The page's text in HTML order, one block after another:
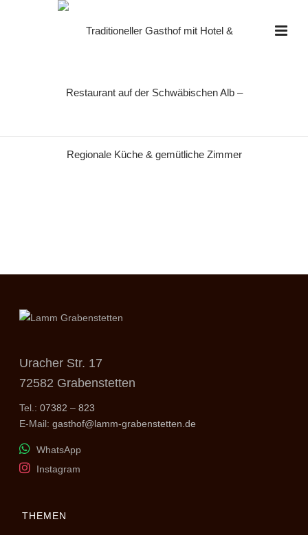
ABOUT-BG
Uracher Str. 17
72582 Grabenstetten
Tel.:07382 – 823
E-Mail:gasthof@lamm-grabenstetten.de
WhatsApp
Instagram
THEMEN